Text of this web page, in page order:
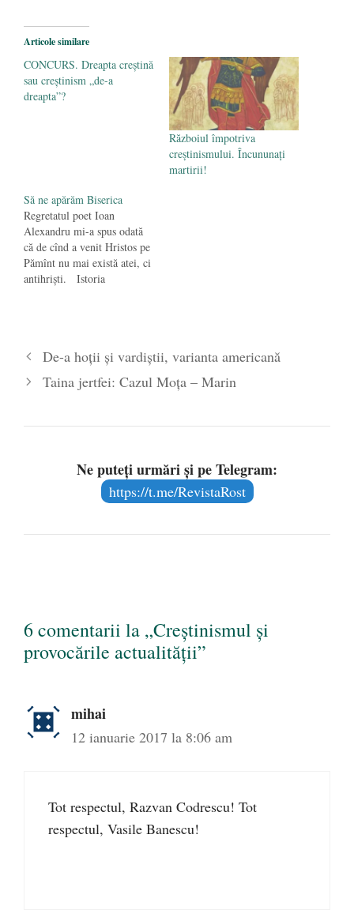
Articole similare
CONCURS. Dreapta creştină
sau creştinism „de-a
dreapta”?
Războiul împotriva
creştinismului. Încununaţi
martirii!
Să ne apărăm Biserica
Regretatul poet Ioan
Alexandru mi-a spus odată
că de cînd a venit Hristos pe
Pămînt nu mai există atei, ci
antihriști. Istoria
Biserica nu va putea fi
e a…
De-a hoții și vardiștii, varianta americană
Taina jertfei: Cazul Moța – Marin
Ne puteți urmări și pe Telegram:
https://t.me/RevistaRost
6 comentarii la „Creștinismul și
provocările actualității”
mihai
12 ianuarie 2017 la 8:06 am
Tot respectul, Razvan Codrescu! Tot
respectul, Vasile Banescu!